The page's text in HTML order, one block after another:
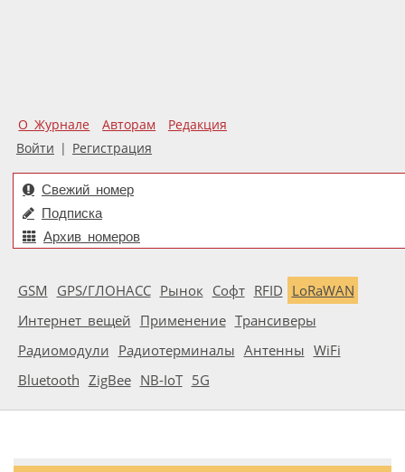
О Журнале Авторам
Редакция
Войти | Регистрация
Свежий номер
Подписка
Архив номеров
GSM GPS/ГЛОНАСС Рынок Софт RFID LoRaWAN
Интернет вещей Применение Трансиверы
Радиомодули Радиотерминалы Антенны WiFi
Bluetooth ZigBee NB-IoT 5G